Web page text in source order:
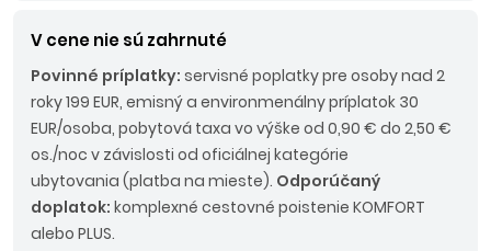
V cene nie sú zahrnuté
Povinné príplatky: servisné poplatky pre osoby nad 2
roky 199 EUR, emisný a environmenálny príplatok 30
EUR/osoba, pobytová taxa vo výške od 0,90 € do 2,50 €
os./noc v závislosti od oficiálnej kategórie
ubytovania (platba na mieste). Odporúčaný
doplatok: komplexné cestovné poistenie KOMFORT
alebo PLUS.